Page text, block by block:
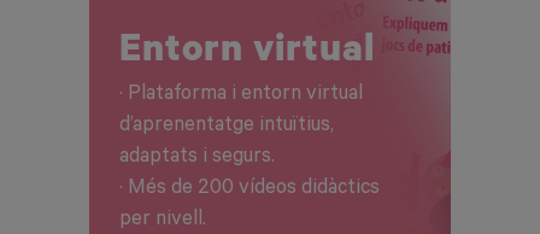
Entorn virtual
· Plataforma i entorn virtual
d’aprenentatge intuïtius,
adaptats i segurs.
· Més de 200 vídeos didàctics
per nivell.